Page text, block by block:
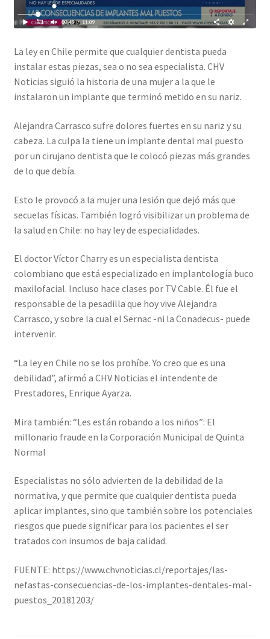
La ley en Chile permite que cualquier dentista pueda
instalar estas piezas, sea o no sea especialista. CHV
Noticias siguió la historia de una mujer a la que le
instalaron un implante que terminó metido en su nariz.
Alejandra Carrasco sufre dolores fuertes en su nariz y su
cabeza. La culpa la tiene un implante dental mal puesto
por un cirujano dentista que le colocó piezas más grandes
de lo que debía.
Esto le provocó a la mujer una lesión que dejó más que
secuelas físicas. También logró visibilizar un problema de
la salud en Chile: no hay ley de especialidades.
El doctor Víctor Charry es un especialista dentista
colombiano que está especializado en implantología buco
maxilofacial. Incluso hace clases por TV Cable. Él fue el
responsable de la pesadilla que hoy vive Alejandra
Carrasco, y sobre la cual el Sernac -ni la Conadecus- puede
intervenir.
“La ley en Chile no se los prohíbe. Yo creo que es una
debilidad”, afirmó a CHV Noticias el intendente de
Prestadores, Enrique Ayarza.
Mira también: “Les están robando a los niños”: El
millonario fraude en la Corporación Municipal de Quinta
Normal
Especialistas no sólo advierten de la debilidad de la
normativa, y que permite que cualquier dentista pueda
aplicar implantes, sino que también sobre los potenciales
riesgos que puede significar para los pacientes el ser
tratados con insumos de baja calidad.
FUENTE: https://www.chvnoticias.cl/reportajes/las-
nefastas-consecuencias-de-los-implantes-dentales-mal-
puestos_20181203/